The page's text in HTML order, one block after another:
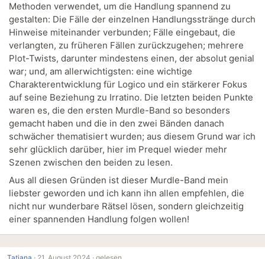
Methoden verwendet, um die Handlung spannend zu
gestalten: Die Fälle der einzelnen Handlungsstränge durch
Hinweise miteinander verbunden; Fälle eingebaut, die
verlangten, zu früheren Fällen zurückzugehen; mehrere
Plot-Twists, darunter mindestens einen, der absolut genial
war; und, am allerwichtigsten: eine wichtige
Charakterentwicklung für Logico und ein stärkerer Fokus
auf seine Beziehung zu Irratino. Die letzten beiden Punkte
waren es, die den ersten Murdle-Band so besonders
gemacht haben und die in den zwei Bänden danach
schwächer thematisiert wurden; aus diesem Grund war ich
sehr glücklich darüber, hier im Prequel wieder mehr
Szenen zwischen den beiden zu lesen.
Aus all diesen Gründen ist dieser Murdle-Band mein
liebster geworden und ich kann ihn allen empfehlen, die
nicht nur wunderbare Rätsel lösen, sondern gleichzeitig
einer spannenden Handlung folgen wollen!